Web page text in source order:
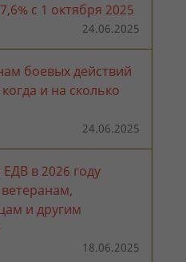
с 1 октября 2025
24.06.2025
боевых действий
и на сколько
24.06.2025
в 2026 году
и другим
18.06.2025